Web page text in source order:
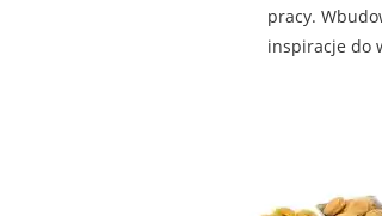
pracy.
inspiracje do